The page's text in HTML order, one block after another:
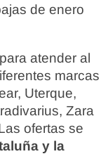
de enero
atender al
marcas
Uterque,
Zara
ofertas se
y la